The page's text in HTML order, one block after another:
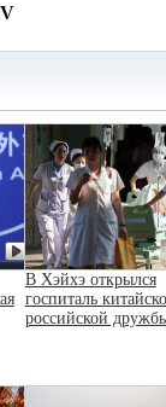
В Хэйхэ открылся
госпиталь
российской